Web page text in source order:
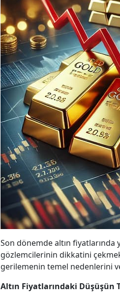
Son dönemde altın fiyatlarında
gözlemcilerinin dikkatini
gerilemenin temel nedenlerini
Altın Fiyatlarındaki Düşüşün